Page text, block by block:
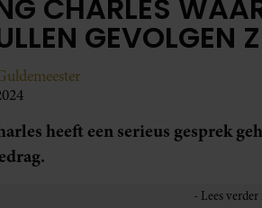
CHARLES
GEVOLGEN
heeft een serieus gesprek